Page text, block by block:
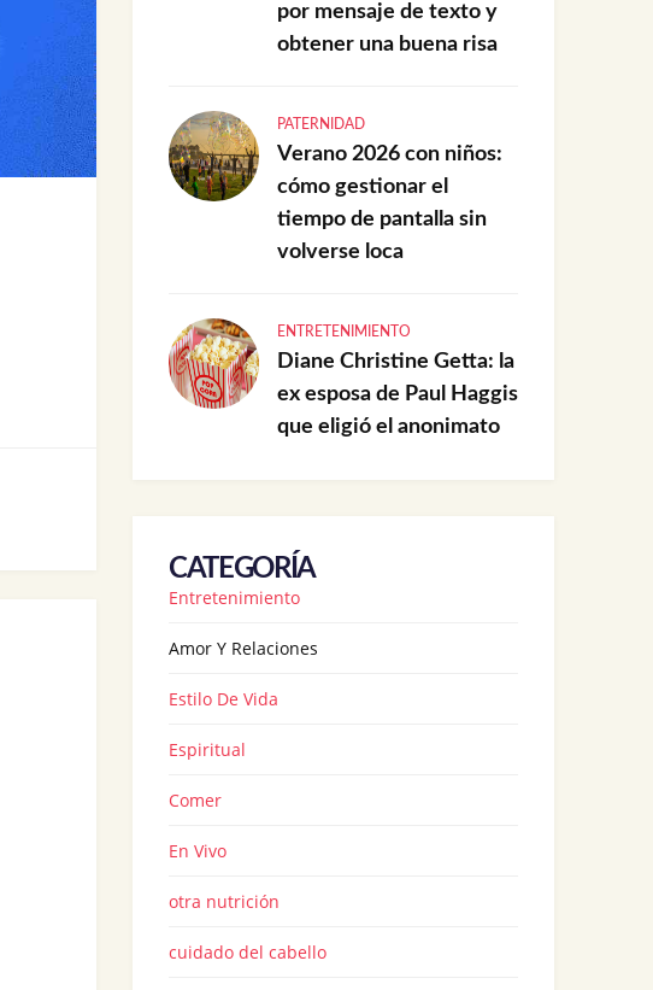
por mensaje de texto y
obtener una buena risa
PATERNIDAD
Verano 2026 con niños:
cómo gestionar el
tiempo de pantalla sin
volverse loca
ENTRETENIMIENTO
Diane Christine Getta: la
ex esposa de Paul Haggis
que eligió el anonimato
CATEGORÍA
Entretenimiento
Amor Y Relaciones
Estilo De Vida
Espiritual
Comer
En Vivo
otra nutrición
cuidado del cabello